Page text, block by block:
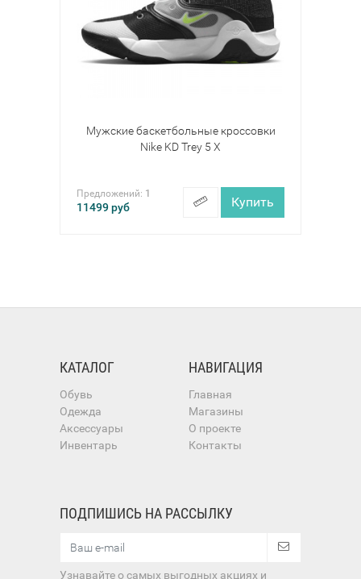
Мужские баскетбольные кроссовки
Nike KD Trey 5 X
Предложений: 1
11499руб Купить
КАТАЛОГ
Обувь
Одежда
Аксессуары
Инвентарь
НАВИГАЦИЯ
Главная
Магазины
О проекте
Контакты
ПОДПИШИСЬ НА РАССЫЛКУ
Узнавайте о самых выгодных акциях и